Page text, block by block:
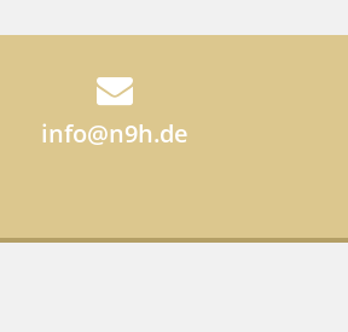
info@n9h.de